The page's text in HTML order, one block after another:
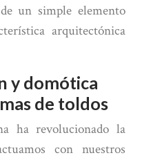
un simple elemento
arquitectónica
y domótica
de toldos
ha revolucionado la
con nuestros